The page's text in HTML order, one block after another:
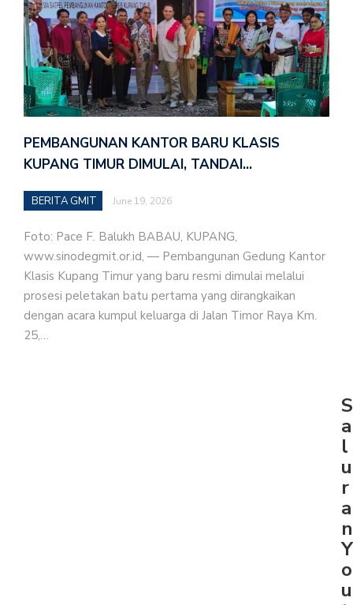
PEMBANGUNAN KANTOR BARU KLASIS
KUPANG TIMUR DIMULAI, TANDAI…
BERITA GMIT June 19, 2026
Foto: Pace F. Balukh BABAU, KUPANG,
www.sinodegmit.or.id, — Pembangunan Gedung Kantor
Klasis Kupang Timur yang baru resmi dimulai melalui
prosesi peletakan batu pertama yang dirangkaikan
dengan acara kumpul keluarga di Jalan Timor Raya Km.
25,…
S
a
l
u
r
a
n
Y
o
u